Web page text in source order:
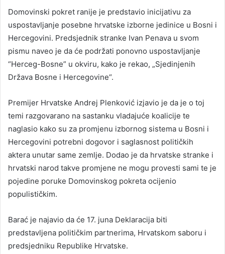
Domovinski pokret ranije je predstavio inicijativu za
uspostavljanje posebne hrvatske izborne jedinice u Bosni i
Hercegovini. Predsjednik stranke Ivan Penava u svom
pismu naveo je da će podržati ponovno uspostavljanje
“Herceg-Bosne” u okviru, kako je rekao, „Sjedinjenih
Država Bosne i Hercegovine“.
Premijer Hrvatske Andrej Plenković izjavio je da je o toj
temi razgovarano na sastanku vladajuće koalicije te
naglasio kako su za promjenu izbornog sistema u Bosni i
Hercegovini potrebni dogovor i saglasnost političkih
aktera unutar same zemlje. Dodao je da hrvatske stranke i
hrvatski narod takve promjene ne mogu provesti sami te je
pojedine poruke Domovinskog pokreta ocijenio
populističkim.
Barać je najavio da će 17. juna Deklaracija biti
predstavljena političkim partnerima, Hrvatskom saboru i
predsjedniku Republike Hrvatske.